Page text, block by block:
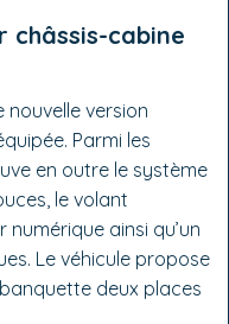
châssis-cabine
nouvelle version
Parmi les
en outre le système
le volant
ainsi qu’un
Le véhicule propose
deux places